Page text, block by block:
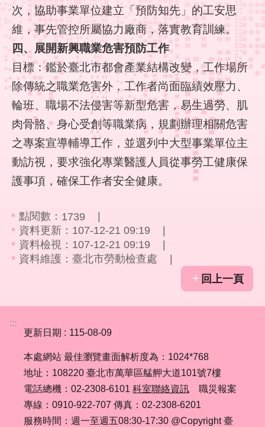
情
系
統
常
見
問
答
雙
語
詞
彙
動
局
臺
北
臺
通
聯
絡
我
次，協助事業單位建立「預防知先」的工安思
維，事先管控所屬協力廠商，落實教育訓練。
四、展開新興職業危害預防工作
目標：鑑於臺北市都會產業結構改變，工作場所
除傳統之職業危害外，工作者尚面臨績效壓力、
輪班、職場不法侵害等新型危害，易生過勞、肌
肉骨胳、身心受創等職業病，規劃辦理相關危害
之專案宣導輔導工作，並選列中大型事業單位主
動訪視，要求強化專業醫護人員從事勞工健康保
護事項，確保工作者安全健康。
點閱數： 1739
資料更新：107-12-21 09:19
資料檢視：107-12-21 09:19
資料維護：臺北市勞動檢查處
回上一頁
:::
更新日期
115-08-09
本處網站 最佳瀏覽畫面解析度為：1024*768
地址：108220 臺北市萬華區艋舺大道101號7樓
電話總機：02-2308-6101 科室聯絡資訊 職災報案
專線：0910-922-707 傳真：02-2308-6201
服務時間：週一至週五08:30-17:30 @Copyright 臺